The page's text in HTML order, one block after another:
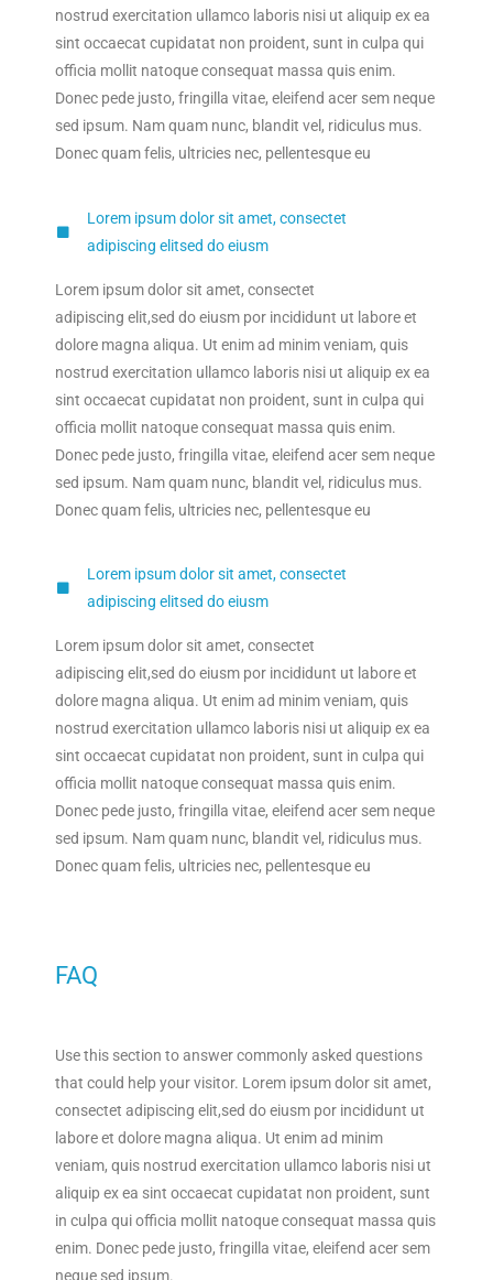
nostrud exercitation ullamco laboris nisi ut aliquip ex ea
sint occaecat cupidatat non proident, sunt in culpa qui
officia mollit natoque consequat massa quis enim.
Donec pede justo, fringilla vitae, eleifend acer sem neque
sed ipsum. Nam quam nunc, blandit vel, ridiculus mus.
Donec quam felis, ultricies nec, pellentesque eu
Lorem ipsum dolor sit amet, consectet
adipiscing elitsed do eiusm
Lorem ipsum dolor sit amet, consectet
adipiscing elit,sed do eiusm por incididunt ut labore et
dolore magna aliqua. Ut enim ad minim veniam, quis
nostrud exercitation ullamco laboris nisi ut aliquip ex ea
sint occaecat cupidatat non proident, sunt in culpa qui
officia mollit natoque consequat massa quis enim.
Donec pede justo, fringilla vitae, eleifend acer sem neque
sed ipsum. Nam quam nunc, blandit vel, ridiculus mus.
Donec quam felis, ultricies nec, pellentesque eu
Lorem ipsum dolor sit amet, consectet
adipiscing elitsed do eiusm
Lorem ipsum dolor sit amet, consectet
adipiscing elit,sed do eiusm por incididunt ut labore et
dolore magna aliqua. Ut enim ad minim veniam, quis
nostrud exercitation ullamco laboris nisi ut aliquip ex ea
sint occaecat cupidatat non proident, sunt in culpa qui
officia mollit natoque consequat massa quis enim.
Donec pede justo, fringilla vitae, eleifend acer sem neque
sed ipsum. Nam quam nunc, blandit vel, ridiculus mus.
Donec quam felis, ultricies nec, pellentesque eu
FAQ
Use this section to answer commonly asked questions
that could help your visitor. Lorem ipsum dolor sit amet,
consectet adipiscing elit,sed do eiusm por incididunt ut
labore et dolore magna aliqua. Ut enim ad minim
veniam, quis nostrud exercitation ullamco laboris nisi ut
aliquip ex ea sint occaecat cupidatat non proident, sunt
in culpa qui officia mollit natoque consequat massa quis
enim. Donec pede justo, fringilla vitae, eleifend acer sem
neque sed ipsum.